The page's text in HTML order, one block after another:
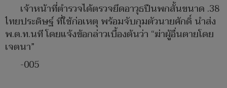
เจ้าหน้าที่ตำรวจได้ตรวจยึดอาวุธปืนพกสั้นขนาด .38
ไทยประดิษฐ์ ที่ใช้ก่อเหตุ พร้อมจับกุมตัวนายศักดิ์ นำส่ง
พ.ต.ท.นที โดยแจ้งข้อกล่าวเบื้องต้นว่า “ฆ่าผู้อื่นตายโดย
เจตนา”
-005